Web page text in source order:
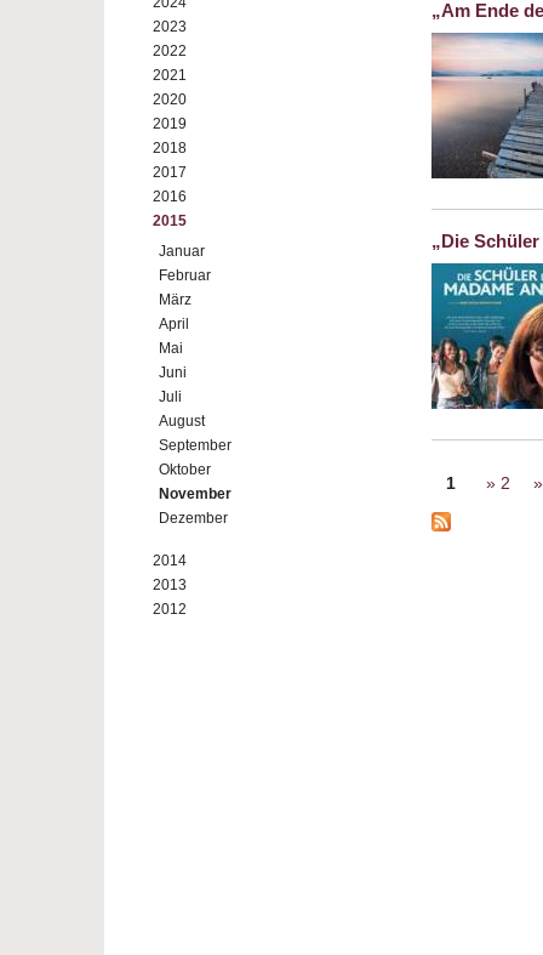
2023
2022
2021
2020
2019
2018
2017
2016
2015
Januar
Februar
März
April
Mai
Juni
Juli
August
September
Oktober
November
Dezember
2014
2013
2012
„Am Ende
„Die
Seiten
1 2